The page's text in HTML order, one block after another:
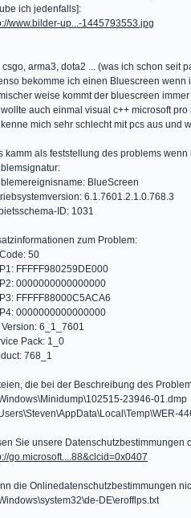
ich jedenfalls]:
www.bilder-up...-1445793553.jpg
csgo, arma3, dota2 ... (was ich schon seit
bekomme ich einen Bluescreen
weise kommt der bluescreen
wollte auch einmal visual c++ microsoft
kenne mich sehr schlecht mit pcs aus und
kamm als feststellung des problems
BlueScreen
6.1.7601.2.1.0.768.3
ID: 1031
zum Problem:
50
FFFFF980259DE000
0000000000000000
FFFFF88000C5ACA6
0000000000000000
Version: 6_1_7601
Pack: 1_0
768_1
die bei der Beschreibung des
23946-01.dmp
Sie unsere Datenschutzbestimmungen
go.microsoft....88&clcid=0x0407
die Onlinedatenschutzbestimmungen
DE\erofflps.txt